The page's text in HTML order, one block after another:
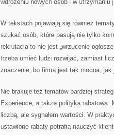
wdrożeniu nowych osób i w utrzymaniu
W tekstach pojawiają się również
szukać osób, które pasują nie tylko
rekrutacja to nie jest „wrzucenie
trzeba umieć ludzi rozwijać, zamiast
znaczenie, bo firma jest tak mocna, jak
Nie brakuje też tematów bardziej
Experience, a także polityka rabatowa.
liczbą, ale sygnałem wartości. W
ustawione rabaty potrafią nauczyć